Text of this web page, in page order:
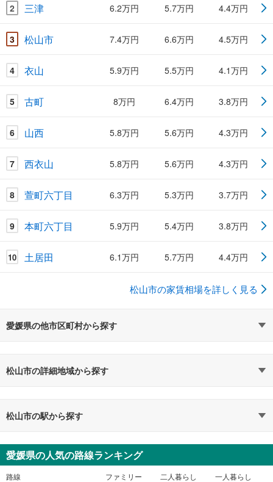
2 三津 6.2万円 5.7万円 4.4万円
3 松山市 7.4万円 6.6万円 4.5万円
4 衣山 5.9万円 5.5万円 4.1万円
5 古町 8万円 6.4万円 3.8万円
6 山西 5.8万円 5.6万円 4.3万円
7 西衣山 5.8万円 5.6万円 4.3万円
8 萱町六丁目 6.3万円 5.3万円 3.7万円
9 本町六丁目 5.9万円 5.4万円 3.8万円
10 土居田 6.1万円 5.7万円 4.4万円
松山市の家賃相場を詳しく見る
愛媛県の他市区町村から探す
松山市の詳細地域から探す
松山市の駅から探す
愛媛県の人気の路線ランキング
路線 ファミリー 二人暮らし 一人暮らし